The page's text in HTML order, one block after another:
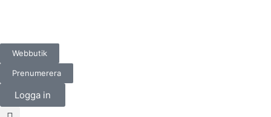
Webbutik
Prenumerera
Logga in